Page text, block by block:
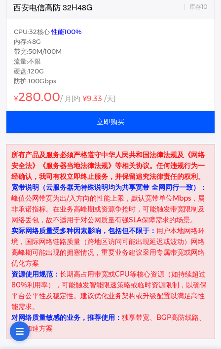
西安电信高防 32H48G 库存10
CPU:32核心性能100%
内存:48G
带宽:50M/100M
流量:不限
硬盘:120G
防护:100Gbps
¥280.00/ 月 [约 ¥9.33 /天]
立即购买
所有产品及服务必须严格遵守中华人民共和国法律法规及《网络
安全法》《服务器当地法律法规》等相关协议。任何违规行为一
经确认，我司有权立即终止服务，并保留追究法律责任的权利。
宽带说明（云服务器无特殊说明均为共享宽带 全网同行一致）：
峰值公网带宽为出/入方向的性能上限，默认宽带单位Mbps，属
非承诺指标。在业务高峰期或资源争抢时，可能触发带宽限制及
网络丢包，故不适用于对公网质量有强SLA保障需求的场景。
实际网络质量受多种因素影响，包括但不限于： 用户本地网络环
境，国际网络链路质量（跨地区访问可能出现延迟或波动）网络
高峰期可能出现的拥塞情况，重要业务建议采用专属带宽或网络
优化方案
资源使用规范： 长期高占用带宽或CPU等核心资源（如持续超过
80%利用率），可能触发智能限速策略或临时资源限制，以确保
平台公平性及稳定性。建议优化业务架构或升级配置以满足高性
能需求。
对网络质量敏感的业务，推荐使用： 独享带宽、BGP高防线路、
全球加速方案